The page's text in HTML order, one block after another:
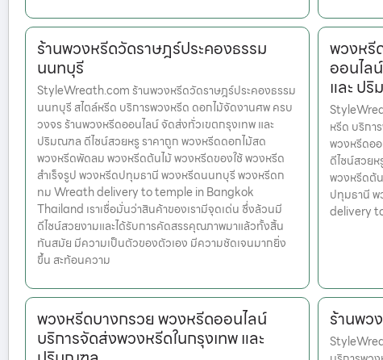
ร้านพวงหรีดวัดราษฎร์ประคองธรรม
นนทบุรี
StyleWreath.com ร้านพวงหรีดวัดราษฎร์ประคองธรรม
นนทบุรี สไตล์หรีด บริการพวงหรีด ดอกไม้จัดงานศพ ครบ
วงจร ร้านพวงหรีดออนไลน์ จัดส่งทั่วเขตกรุงเทพ และ
ปริมณฑล ดีไซน์สวยหรู ราคาถูก พวงหรีดดอกไม้สด
พวงหรีดพัดลม พวงหรีดต้นไม้ พวงหรีดของใช้ พวงหรีด
สำเร็จรูป พวงหรีดปทุมธานี พวงหรีดนนทบุรี พวงหรีดก
ทม Wreath delivery to temple in Bangkok
Thailand เราเชื่อมั่นว่าสินค้าของเรามีจุดเด่น ซึ่งล้วนมี
ดีไซน์สวยงามและได้รับการคัดสรรคุณภาพมาแล้วทั้งสิ้น
ทันสมัย มีความเป็นตัวของตัวเอง มีความชัดเจนมากยิ่ง
ขึ้น สะท้อนความ
พวงหรี
ออนไล
และ ป
หรีด บริกา
พวงหรีดอ
ดีไซน์สวย
พวงหรีดต้
ปทุมธานี
delivery
พวงหรีดบางกรวย พวงหรีดออนไลน์
บริการจัดส่งพวงหรีดในกรุงเทพ และ
ร้านพว